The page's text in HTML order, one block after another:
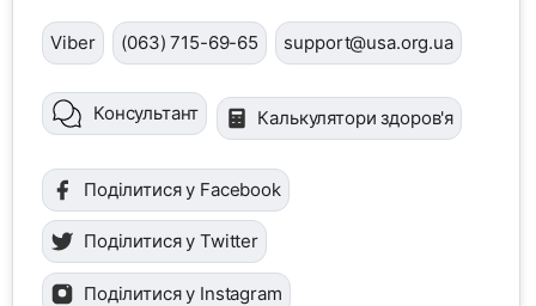
Viber (063) 715-69-65 support@usa.org.ua
Консультант Калькулятори здоров'я
Поділитися у Facebook
Поділитися у Twitter
Поділитися у Instagram